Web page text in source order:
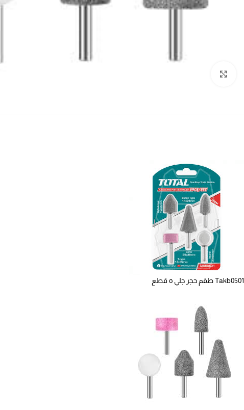
Takb0501 طقم حجر جلي ٥ قطع